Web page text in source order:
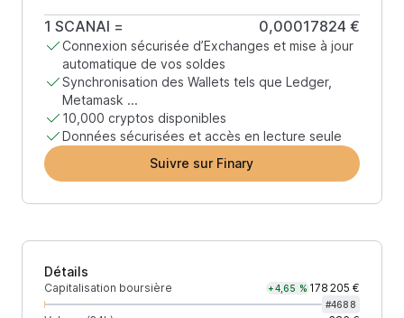
1 SCANAI = 0,00017824 €
Connexion sécurisée d’Exchanges et mise à jour
automatique de vos soldes
Synchronisation des Wallets tels que Ledger,
Metamask ...
10,000 cryptos disponibles
Données sécurisées et accès en lecture seule
Suivre sur Finary
Détails
Capitalisation boursière +4,65 % 178 205 €
#4688